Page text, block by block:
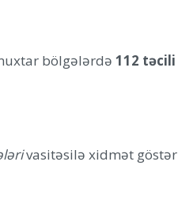
bölgələrdə 112 təcili
vasitəsilə xidmət